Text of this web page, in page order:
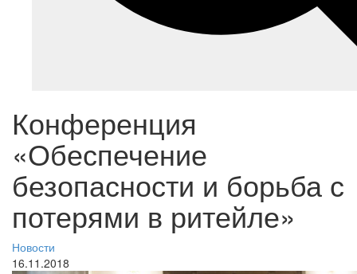
Конференция
«Обеспечение
безопасности и борьба с
потерями в ритейле»
Новости
16.11.2018